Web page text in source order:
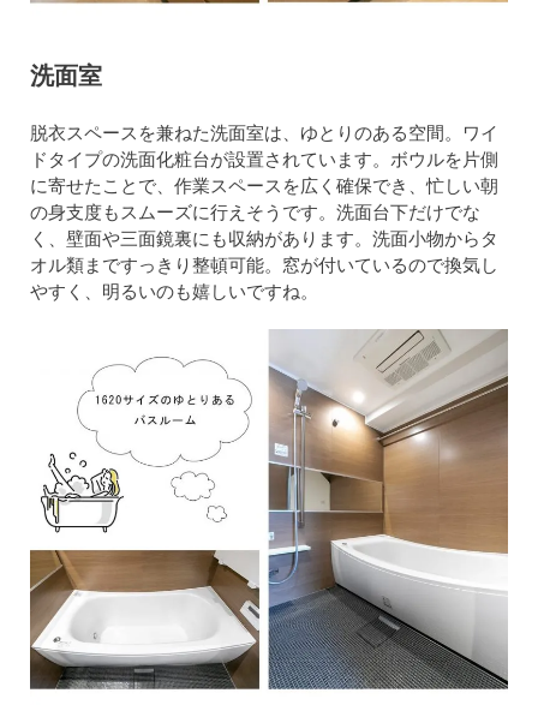
洗面室
脱衣スペースを兼ねた洗面室は、ゆとりのある空間。ワイ
ドタイプの洗面化粧台が設置されています。ボウルを片側
に寄せたことで、作業スペースを広く確保でき、忙しい朝
の身支度もスムーズに行えそうです。洗面台下だけでな
く、壁面や三面鏡裏にも収納があります。洗面小物からタ
オル類まですっきり整頓可能。窓が付いているので換気し
やすく、明るいのも嬉しいですね。